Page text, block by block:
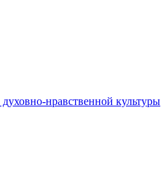
нравственной культуры